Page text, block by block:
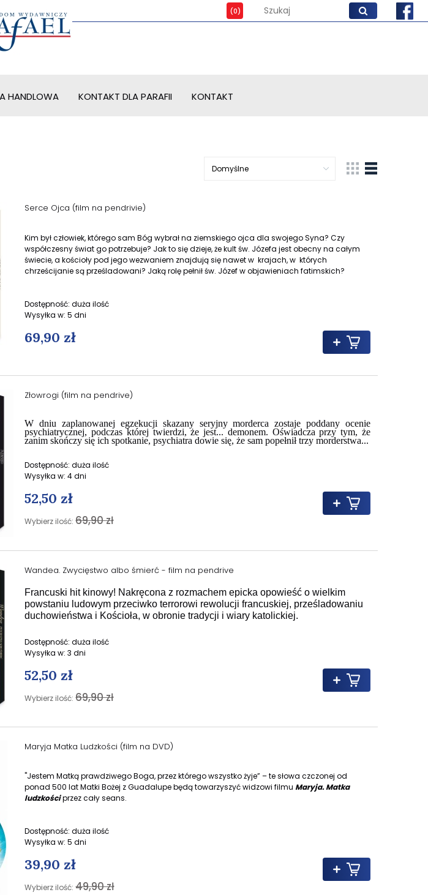
HANDLOWA KONTAKT DLA PARAFII KONTAKT
Serce Ojca (film na pendrivie)
Kim był człowiek, którego sam Bóg wybrał na ziemskiego ojca dla swojego Syna? Czy
współczesny świat go potrzebuje? Jak to się dzieje, że kult św. Józefa jest obecny na całym
świecie, a kościoły pod jego wezwaniem znajdują się nawet w krajach, w których
chrześcijanie są prześladowani? Jaką rolę pełnił św. Józef w objawieniach fatimskich?
Dostępność: duża ilość
Wysyłka w: 5 dni
69,90 zł
Złowrogi (film na pendrive)
W dniu zaplanowanej egzekucji skazany seryjny morderca zostaje poddany ocenie
psychiatrycznej, podczas której twierdzi, że jest... demonem. Oświadcza przy tym, że
zanim skończy się ich spotkanie, psychiatra dowie się, że sam popełnił trzy morderstwa...
Dostępność: duża ilość
Wysyłka w: 4 dni
52,50 zł
Wybierz ilość:69,90 zł
Wandea. Zwycięstwo albo śmierć - film na pendrive
Francuski hit kinowy! Nakręcona z rozmachem epicka opowieść o wielkim
powstaniu ludowym przeciwko terrorowi rewolucji francuskiej, prześladowaniu
duchowieństwa i Kościoła, w obronie tradycji i wiary katolickiej.
Dostępność: duża ilość
Wysyłka w: 3 dni
52,50 zł
Wybierz ilość:69,90 zł
Maryja Matka Ludzkości (film na DVD)
"Jestem Matką prawdziwego Boga, przez którego wszystko żyje” – te słowa czczonej od
ponad 500 lat Matki Bożej z Guadalupe będą towarzyszyć widzowi filmuMaryja. Matka
ludzkościprzez cały seans.
Dostępność: duża ilość
Wysyłka w: 5 dni
39,90 zł
Wybierz ilość:49,90 zł